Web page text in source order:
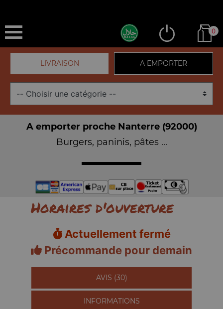
0
LIVRAISON A EMPORTER
A emporter proche Nanterre (92000)
Burgers, paninis, pâtes ...
Horaires d'ouverture
Actuellement fermé
Précommande pour demain
AVIS (30)
INFORMATIONS